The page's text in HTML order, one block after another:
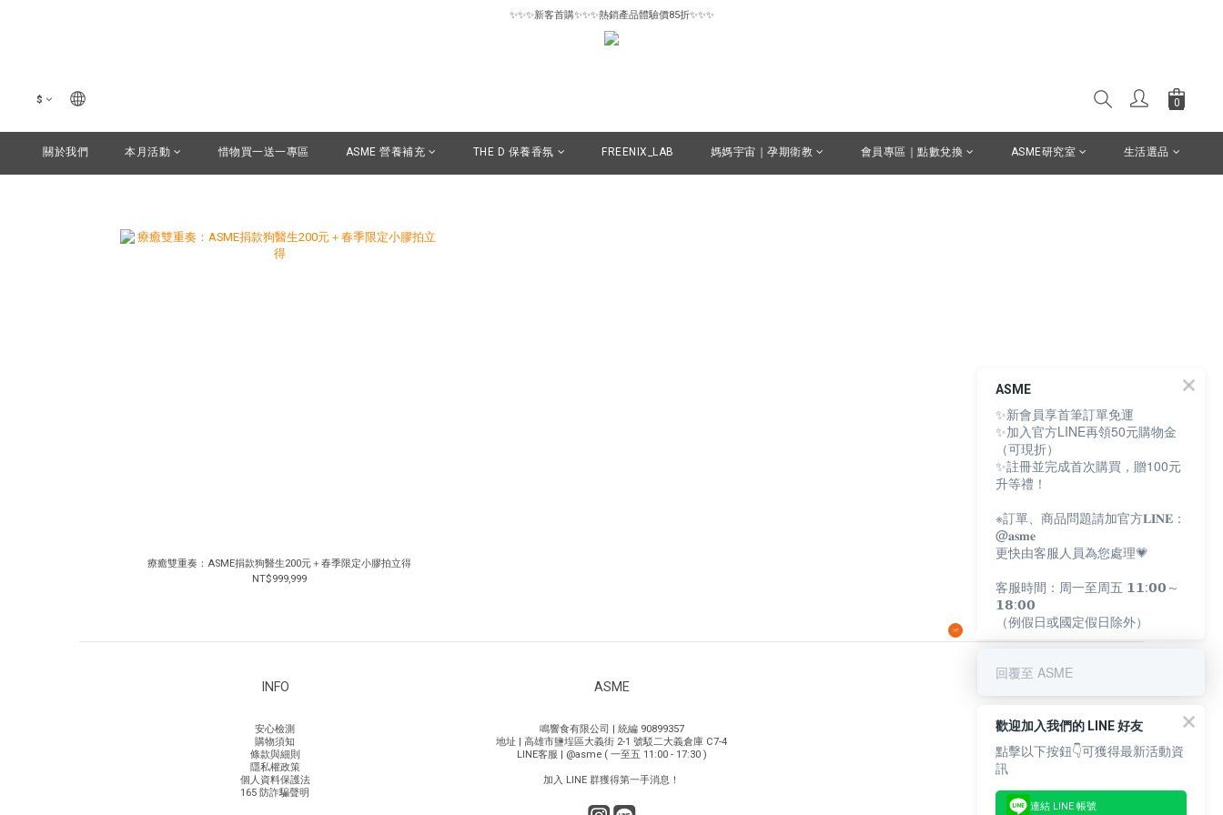
✨✨✨新客首購✨✨✨熱銷產品體驗價85折✨✨✨
✨✨✨新客首購✨✨✨熱銷產品體驗價85折✨✨✨
惜物專區6折起｜數量有限售完為止🪽
$
關於我們 本月活動 惜物買一送一專區 ASME 營養補充 THE D 保養香氛 FREENIX_LAB 媽媽宇宙｜孕期衛教 會員專區｜點數兌換 ASME研究室 生活選品
療癒雙重奏：ASME捐款狗醫生200元＋春季限定小膠拍立得
NT$999,999
INFO
安心檢測
購物須知
條款與細則
隱私權政策
個人資料保護法
165 防詐騙聲明
ASME
鳴響食有限公司 | 統編 90899357
地址 | 高雄市鹽埕區大義街 2-1 號駁二大義倉庫 C7-4
LINE客服 | @asme ( 一至五 11:00 - 17:30 )
加入 LINE 群獲得第一手消息！
ASME
✨新會員享首筆訂單免運
✨加入官方LINE再領50元購物金
（可現折）
✨註冊並完成首次購買，贈100元
升等禮！
※訂單、商品問題請加官方𝐋𝐈𝐍𝐄：
@𝐚𝐬𝐦𝐞
更快由客服人員為您處理💗
客服時間：周一至周五 𝟭𝟭:𝟬𝟬～
𝟭𝟴:𝟬𝟬
（例假日或國定假日除外）
回覆至 ASME
歡迎加入我們的 LINE 好友
點擊以下按鈕👇可獲得最新活動資
訊
連結 LINE 帳號